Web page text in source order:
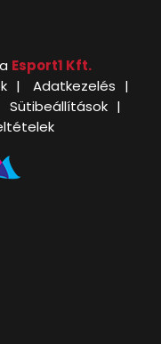
Esport1 Kft.
Adatkezelés
Sütibeállítások